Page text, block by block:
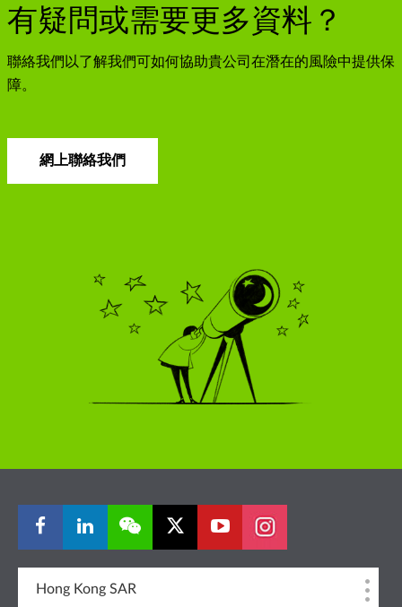
有疑問或需要更多資料？
聯絡我們以了解我們可如何協助貴公司在潛在的風險中提供保
障。
網上聯絡我們
Hong Kong SAR